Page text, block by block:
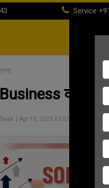
Service
को
Apr 10, 2025 03:51 PM IST